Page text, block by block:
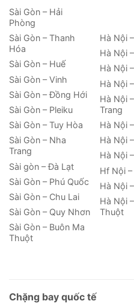
Sài Gòn – Hải
Phòng
Sài Gòn – Thanh
Hóa
Sài Gòn – Huế
Sài Gòn – Vinh
Sài Gòn – Đồng Hới
Sài Gòn – Pleiku
Sài Gòn – Tuy Hòa
Sài Gòn – Nha
Trang
Sài gòn – Đà Lạt
Sài Gòn – Phú Quốc
Sài Gòn – Chu Lai
Sài Gòn – Quy Nhơn
Sài Gòn – Buôn Ma
Thuột
Hà Nội
Hà Nội
Hà Nội
Hà Nội
Hà Nội
Trang
Hà Nội
Hà Nội
Hà Nội
Hf Nội
Hà Nội
Hà Nội
Thuột
Chặng bay quốc tế